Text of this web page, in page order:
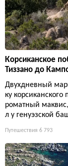
Корсиканское
Тиззано до
Двухдневный
ку
роматный
л у генуэзской
Путешествия 6 793